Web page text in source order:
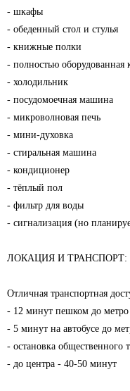
- шкафы
- обеденный стол и стулья
- книжные полки
- полностью оборудованная
- холодильник
- посудомоечная машина
- микроволновая печь
- мини-духовка
- стиральная машина
- кондиционер
- тёплый пол
- фильтр для воды
- сигнализация (но
ЛОКАЦИЯ И ТРАНСПОРТ:
Отличная транспортная
- 12 минут пешком до метро
- 5 минут на автобусе до
- остановка общественного
- до центра - 40-50 минут